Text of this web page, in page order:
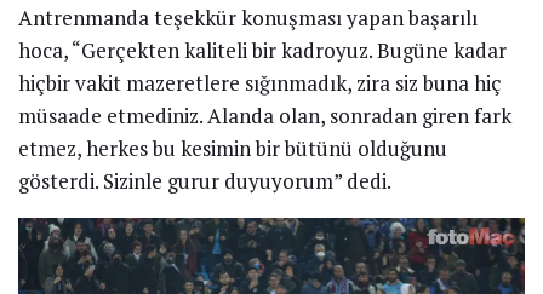
Antrenmanda teşekkür konuşması yapan başarılı
hoca, “Gerçekten kaliteli bir kadroyuz. Bugüne kadar
hiçbir vakit mazeretlere sığınmadık, zira siz buna hiç
müsaade etmediniz. Alanda olan, sonradan giren fark
etmez, herkes bu kesimin bir bütünü olduğunu
gösterdi. Sizinle gurur duyuyorum” dedi.